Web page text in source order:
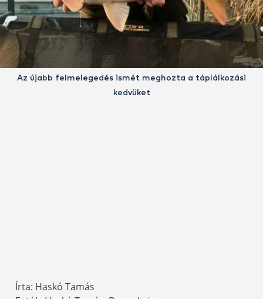
Az újabb felmelegedés ismét meghozta a táplálkozási
kedvüket
Írta: Haskó Tamás